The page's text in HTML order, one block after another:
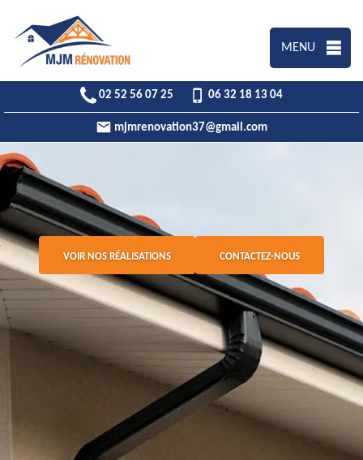
MENU
02 52 56 07 25 06 32 18 13 04
mjmrenovation37@gmail.com
VOIR NOS RÉALISATIONS CONTACTEZ-NOUS